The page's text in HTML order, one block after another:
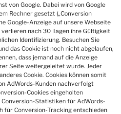
von Google. Dabei wird von Google
Rechner gesetzt („Conversion
Google-Anzeige auf unsere Webseite
verlieren nach 30 Tagen ihre Gültigkeit
Identifizierung. Besuchen Sie
das Cookie ist noch nicht abgelaufen,
dass jemand auf die Anzeige
Seite weitergeleitet wurde. Jeder
Cookie. Cookies können somit
AdWords-Kunden nachverfolgt
Cookies eingeholten
Conversion-Statistiken für AdWords-
für Conversion-Tracking entschieden